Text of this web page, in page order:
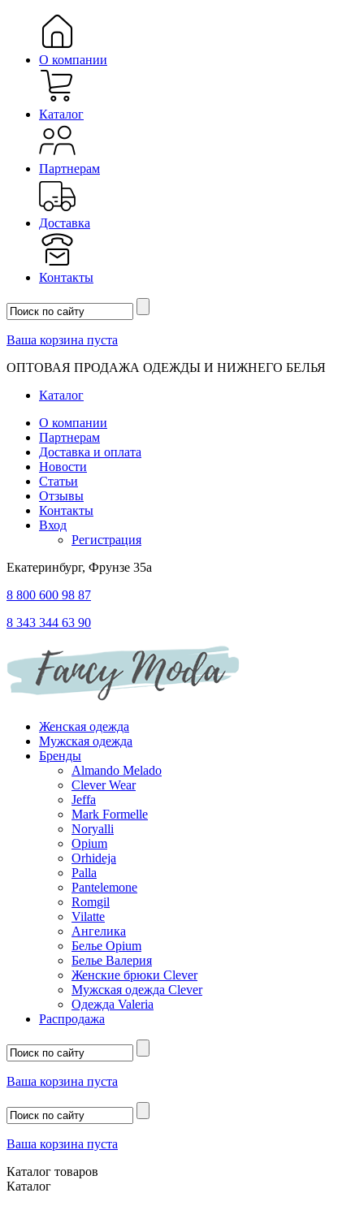
О компании
Каталог
Партнерам
Доставка
Контакты
Ваша корзина пуста
ОПТОВАЯ ПРОДАЖА ОДЕЖДЫ И НИЖНЕГО БЕЛЬЯ
Каталог
О компании
Партнерам
Доставка и оплата
Новости
Статьи
Отзывы
Контакты
Вход
Регистрация
Екатеринбург, Фрунзе 35а
8 800 600 98 87
8 343 344 63 90
Женская одежда
Мужская одежда
Бренды
Almando Melado
Clever Wear
Jeffa
Mark Formelle
Noryalli
Opium
Orhideja
Palla
Pantelemone
Romgil
Vilatte
Ангелика
Белье Opium
Белье Валерия
Женские брюки Clever
Мужская одежда Clever
Одежда Valeria
Распродажа
Ваша корзина пуста
Ваша корзина пуста
Каталог товаров
Каталог